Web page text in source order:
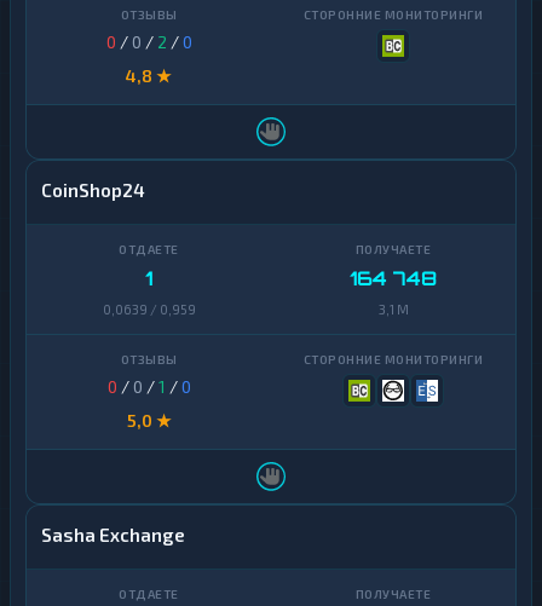
0 / 0 / 2 /0
4,8 ★
CoinShop24
1
0,0639 / 0,959
164 748
3,1 M
0 / 0 /1 /0
5,0 ★
Sasha Exchange